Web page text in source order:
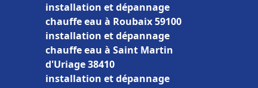
installation et dépannage
chauffe eau à Roubaix 59100
installation et dépannage
chauffe eau à Saint Martin
d'Uriage 38410
installation et dépannage